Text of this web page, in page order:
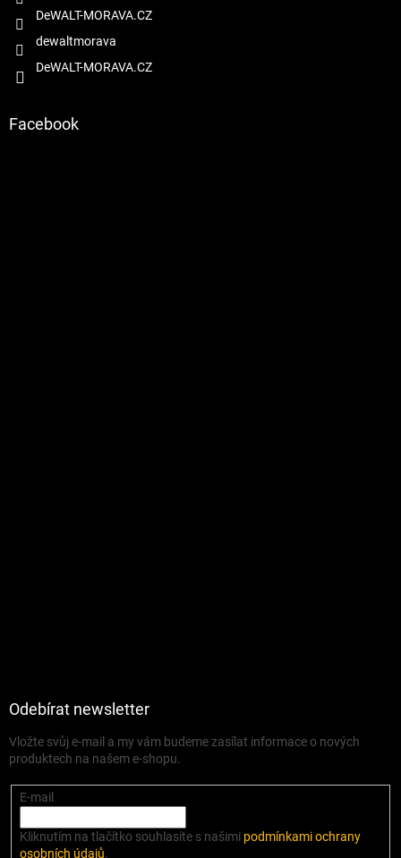
DeWALT-MORAVA.CZ
dewaltmorava
DeWALT-MORAVA.CZ
Facebook
Odebírat newsletter
Vložte svůj e-mail a my vám budeme zasílat informace o nových
produktech na našem e-shopu.
E-mail
Kliknutím na tlačítko souhlasíte s našimi podmínkami ochrany
osobních údajů.